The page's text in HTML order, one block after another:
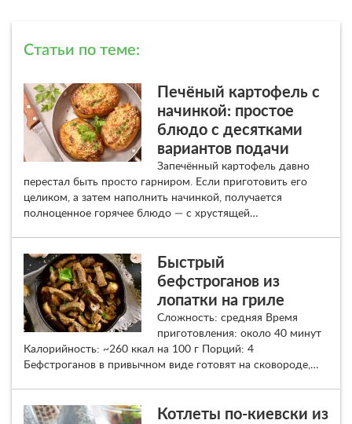
Статьи по теме:
Печёный картофель с
начинкой: простое
блюдо с десятками
вариантов подачи
Запечённый картофель давно
перестал быть просто гарниром. Если приготовить его
целиком, а затем наполнить начинкой, получается
полноценное горячее блюдо — с хрустящей…
Быстрый
бефстроганов из
лопатки на гриле
Сложность: средняя Время
приготовления: около 40 минут
Калорийность: ~260 ккал на 100 г Порций: 4
Бефстроганов в привычном виде готовят на сковороде,…
Котлеты по-киевски из